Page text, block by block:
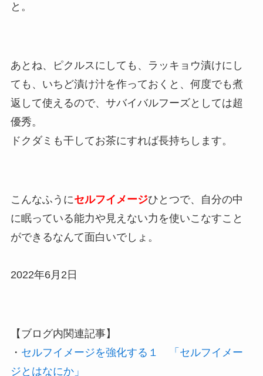
と。
あとね、ピクルスにしても、ラッキョウ漬けにし
ても、いちど漬け汁を作っておくと、何度でも煮
返して使えるので、サバイバルフーズとしては超
優秀。
ドクダミも干してお茶にすれば長持ちします。
こんなふうにセルフイメージひとつで、自分の中
に眠っている能力や見えない力を使いこなすこと
ができるなんて面白いでしょ。
2022年6月2日
【ブログ内関連記事】
・ セルフイメージを強化する１ 「セルフイメー
ジとはなにか」